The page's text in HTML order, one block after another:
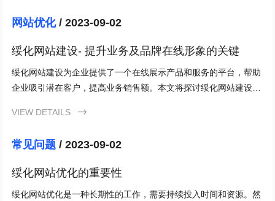
网站优化 / 2023-09-02
绥化网站建设- 提升业务及品牌在线形象的关键
绥化网站建设为企业提供了一个在线展示产品和服务的平台，帮助
企业吸引潜在客户，提高业务销售额。本文将探讨绥化网站建设的
VIEW DETAILS

常见问题 / 2023-09-02
绥化网站优化的重要性
绥化网站优化是一种长期性的工作，需要持续投入时间和资源。然